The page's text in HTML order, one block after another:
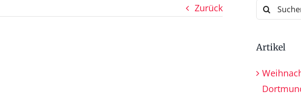
Zurück
Suche
nach:
Artikel